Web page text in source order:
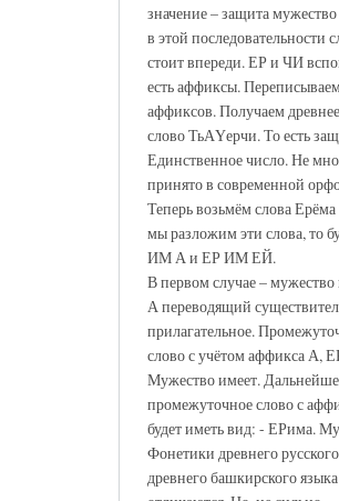
значение – защита
в этой последовательности
стоит впереди. ЕР и ЧИ
есть аффиксы.
аффиксов. Получаем
слово ТьАҮерчи. То есть
Единственное число. Не
принято в современной
Теперь возьмём слова
мы разложим эти слова, то
ИМ А и ЕР ИМ ЕЙ.
В первом случае –
А переводящий
прилагательное.
слово с учётом аффикса А,
Мужество имеет.
промежуточное слово с
будет иметь вид: - ЕРима.
Фонетики древнего
древнего башкирского